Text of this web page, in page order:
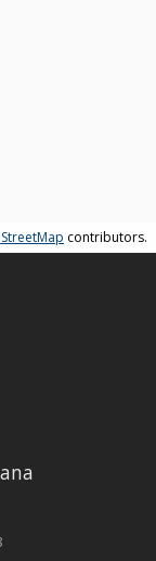
contributors.